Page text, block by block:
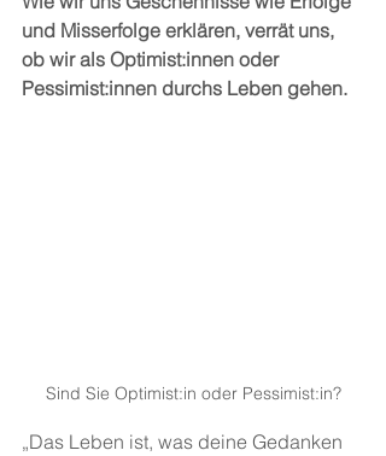
und Misserfolge erklären, verrät uns,
ob wir als Optimist:innen oder
Pessimist:innen durchs Leben gehen.
Sind Sie Optimist:in oder Pessimist:in?
„Das Leben ist, was deine Gedanken